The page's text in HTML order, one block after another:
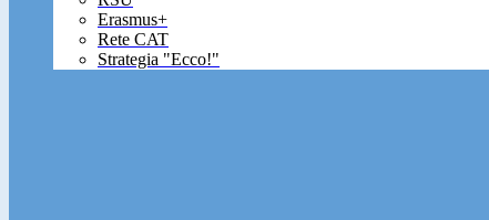
Erasmus+
Rete CAT
Strategia "Ecco!"